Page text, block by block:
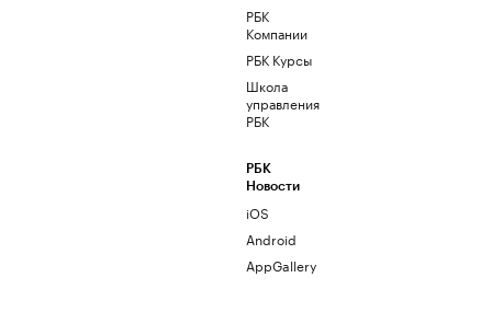
РБК
Компании
РБК Курсы
Школа
управления
РБК
РБК
Новости
iOS
Android
AppGallery